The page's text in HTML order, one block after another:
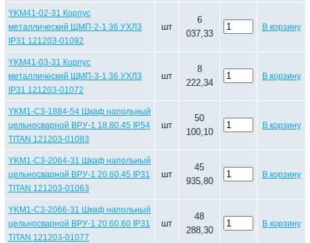
YKM41-02-31 Корпус
металлический ЩМП-2-1 36 УХЛ3
IP31 121203-01092
шт
6
037,33
В корзину
YKM41-03-31 Корпус
металлический ЩМП-3-1 36 УХЛ3
IP31 121203-01072
шт
8
222,34
В корзину
YKM1-C3-1884-54 Шкаф напольный
цельносварной ВРУ-1 18.80.45 IP54
TITAN 121203-01083
шт
50
100,10
В корзину
YKM1-C3-2064-31 Шкаф напольный
цельносварной ВРУ-1 20.60.45 IP31
TITAN 121203-01063
шт
45
935,80
В корзину
YKM1-C3-2066-31 Шкаф напольный
цельносварной ВРУ-1 20.60.60 IP31
TITAN 121203-01077
шт
48
288,30
В корзину